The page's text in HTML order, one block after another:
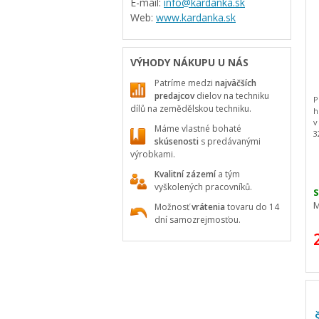
Web: www.kardanka.sk
VÝHODY NÁKUPU U NÁS
Patríme medzi najväčších
predajcovdielov na techniku
dílů na zemědělskou techniku.
Máme vlastné bohaté
skúsenosti s predávanými
výrobkami.
Kvalitní zázemía tým
vyškolených pracovníků.
Možnosťvrátenia tovaru do 14
dní samozrejmosťou.